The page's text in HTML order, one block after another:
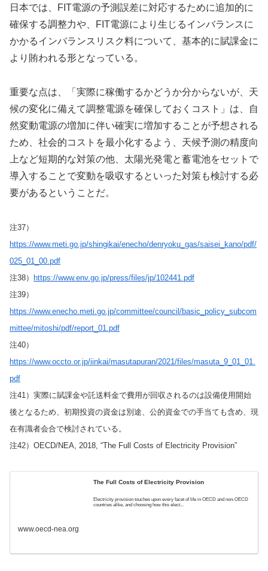
日本では、FIT電源の予測誤差に対応するために追加的に
確保する調整力や、FIT電源により生じるインバランスに
かかるインバランスリスク料について、基本的に賦課金に
より賄われる形となっている。
重要な点は、「実際に稼働するかどうか分からないが、天
候の変化に備えて調整電源を確保しておくコスト」は、自
然変動電源の増加に伴い確実に増加することが予想される
ため、社会的コストを最小化するよう、天候予測の精度向
上など短期的な対策の他、太陽光発電と蓄電池をセットで
導入することで変動を吸収するといった対策も検討する必
要があるということだ。
注37）
https://www.meti.go.jp/shingikai/enecho/denryoku_gas/saisei_kano/pdf/
025_01_00.pdf
注38）
https://www.env.go.jp/press/files/jp/102441.pdf
注39）
https://www.enecho.meti.go.jp/committee/council/basic_policy_subcom
mittee/mitoshi/pdf/report_01.pdf
注40）
https://www.occto.or.jp/iinkai/masutapuran/2021/files/masuta_9_01_01.
pdf
注41）実際に賦課金や託送料金で費用が回収されるのは設備使用開始
後となるため、初期投資の資金は別途、公的資金での手当ても含め、現
在有識者会合で検討されている。
注42）OECD/NEA, 2018, “The Full Costs of Electricity Provision”
The Full Costs of Electricity Provision
Electricity provision touches upon every facet of life in OECD and non-OECD
countries alike, and choosing how this elect...
www.oecd-nea.org